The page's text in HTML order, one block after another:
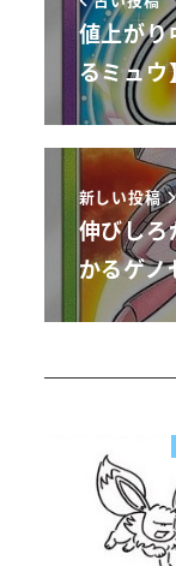
値上が
るミュ
新しい投稿
伸びし
かるゲ